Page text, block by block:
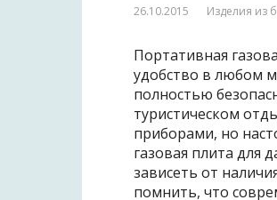
26.10.2015 Изделия из
Портативная
удобство в любом
полностью
туристическом
приборами, но
газовая плита для
зависеть от
помнить, что